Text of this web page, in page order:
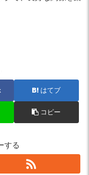
はてブ
コピー
する